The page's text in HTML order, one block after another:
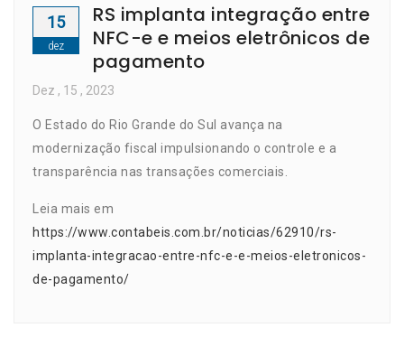
15
dez
RS implanta integração entre
NFC-e e meios eletrônicos de
pagamento
Dez , 15 , 2023
O Estado do Rio Grande do Sul avança na
modernização fiscal impulsionando o controle e a
transparência nas transações comerciais.
Leia mais em
https://www.contabeis.com.br/noticias/62910/rs-
implanta-integracao-entre-nfc-e-e-meios-eletronicos-
de-pagamento/